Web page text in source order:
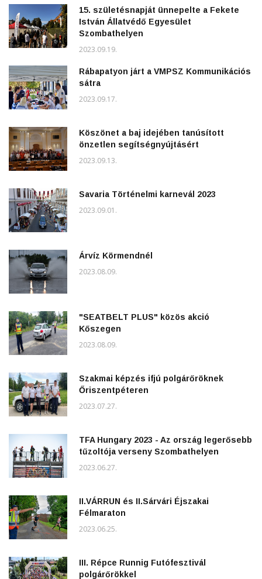
15. születésnapját ünnepelte a Fekete
István Állatvédő Egyesület
Szombathelyen
2023.09.19.
Rábapatyon járt a VMPSZ Kommunikációs
sátra
2023.09.17.
Köszönet a baj idejében tanúsított
önzetlen segítségnyújtásért
2023.09.13.
Savaria Történelmi karnevál 2023
2023.09.01.
Árvíz Körmendnél
2023.08.09.
"SEATBELT PLUS" közös akció
Kőszegen
2023.08.09.
Szakmai képzés ifjú polgárőröknek
Őriszentpéteren
2023.07.27.
TFA Hungary 2023 - Az ország legerősebb
tűzoltója verseny Szombathelyen
2023.06.27.
II.VÁRRUN és II.Sárvári Éjszakai
Félmaraton
2023.06.25.
III. Répce Runnig Futófesztivál
polgárőrökkel